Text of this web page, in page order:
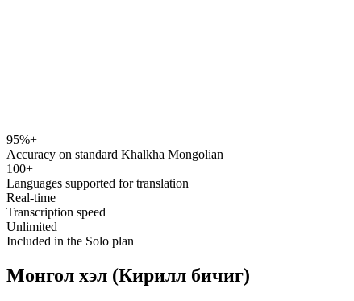
speechyou.com
95%+
Accuracy on standard Khalkha Mongolian
100+
Languages supported for translation
Real-time
Transcription speed
Unlimited
Included in the Solo plan
Монгол хэл (Кирилл бичиг)